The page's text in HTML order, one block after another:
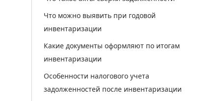
Что можно выявить при годовой
инвентаризации
Какие документы оформляют по итогам
инвентаризации
Особенности налогового учета
задолженностей после инвентаризации